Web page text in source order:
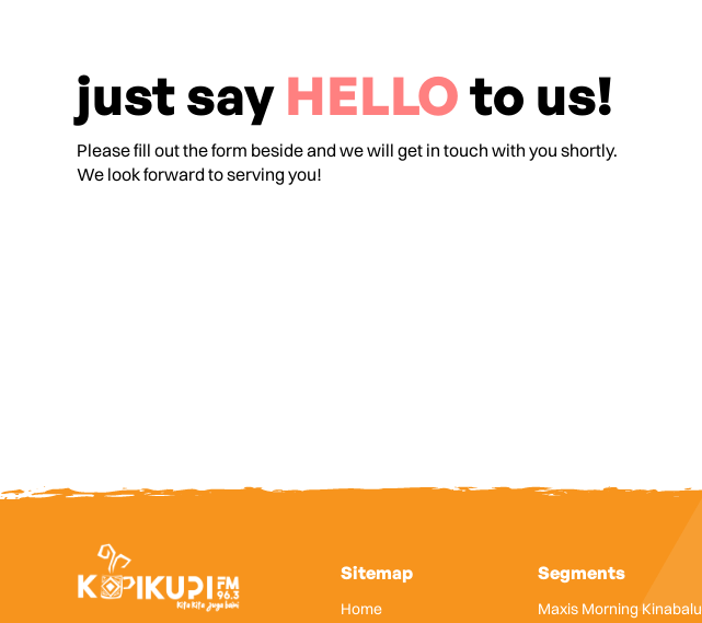
just say HELLOto us!
Please fill out the form beside and we will get in touch with you shortly.
We look forward to serving you!
Sitemap
Home
Segments
Maxis Morning Kinabalu